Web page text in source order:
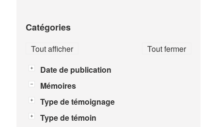
Catégories
Tout fermer
Tout afficher
Date de publication
Mémoires
Type de témoignage
Type de témoin